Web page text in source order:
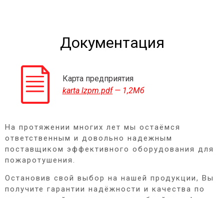
Документация
Карта предприятия
karta lzpm.pdf— 1,2Мб
На протяжении многих лет мы остаёмся
ответственным и довольно надежным
поставщиком эффективного оборудования для
пожаротушения.
Остановив свой выбор на нашей продукции, Вы
получите гарантии надёжности и качества по